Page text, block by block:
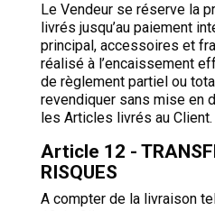
Le Vendeur se réserve la
livrés jusqu’au paiement
principal, accessoires et
réalisé à l’encaissement
de règlement partiel ou
revendiquer sans mise en
les Articles livrés au Client.
Article 12 -
RISQUES
A compter de la livraison